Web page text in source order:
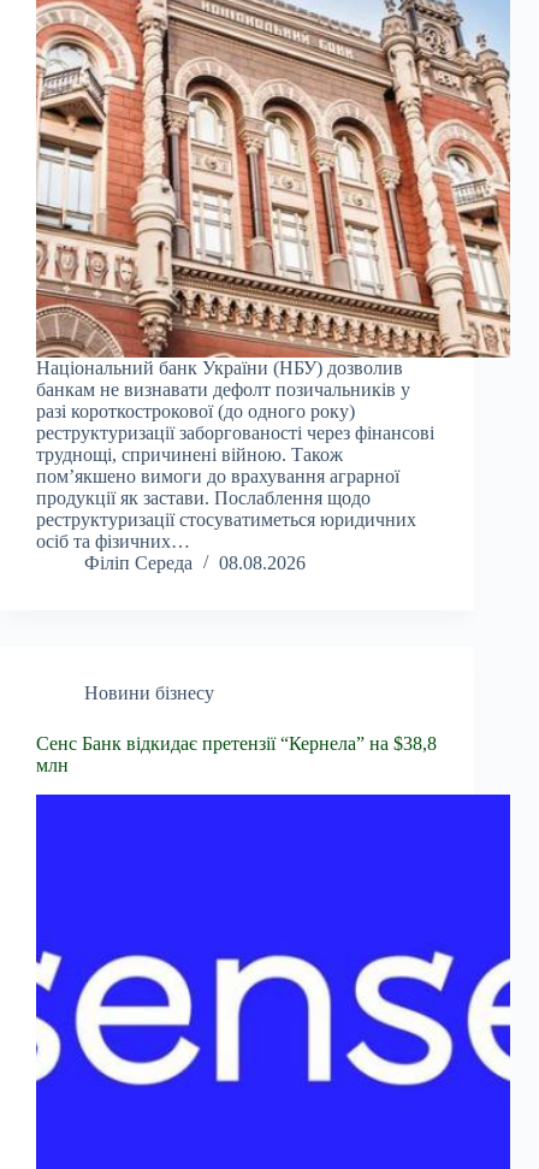
Національний банк України (НБУ) дозволив
банкам не визнавати дефолт позичальників у
разі короткострокової (до одного року)
реструктуризації заборгованості через фінансові
труднощі, спричинені війною. Також
пом’якшено вимоги до врахування аграрної
продукції як застави. Послаблення щодо
реструктуризації стосуватиметься юридичних
осіб та фізичних…
Філіп Середа
08.08.2026
Новини бізнесу
Сенс Банк відкидає претензії “Кернела” на $38,8
млн